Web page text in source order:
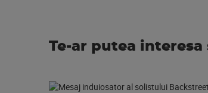
Te-ar putea interesa